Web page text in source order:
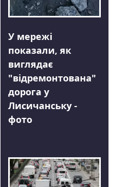
У мережі
показали, як
виглядає
"відремонтована"
дорога у
Лисичанську -
фото